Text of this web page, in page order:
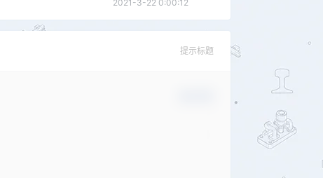
2021-3-22 0:00:12
提示标题